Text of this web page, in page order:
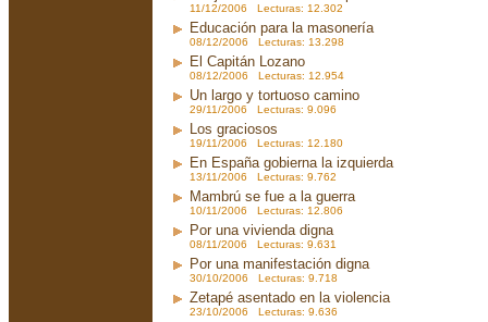
11/12/2006 Lecturas: 12.302
Educación para la masonería
08/12/2006 Lecturas: 13.298
El Capitán Lozano
08/12/2006 Lecturas: 12.954
Un largo y tortuoso camino
29/11/2006 Lecturas: 9.096
Los graciosos
19/11/2006 Lecturas: 12.180
En España gobierna la izquierda
13/11/2006 Lecturas: 9.762
Mambrú se fue a la guerra
10/11/2006 Lecturas: 12.806
Por una vivienda digna
08/11/2006 Lecturas: 9.631
Por una manifestación digna
30/10/2006 Lecturas: 9.718
Zetapé asentado en la violencia
23/10/2006 Lecturas: 9.636